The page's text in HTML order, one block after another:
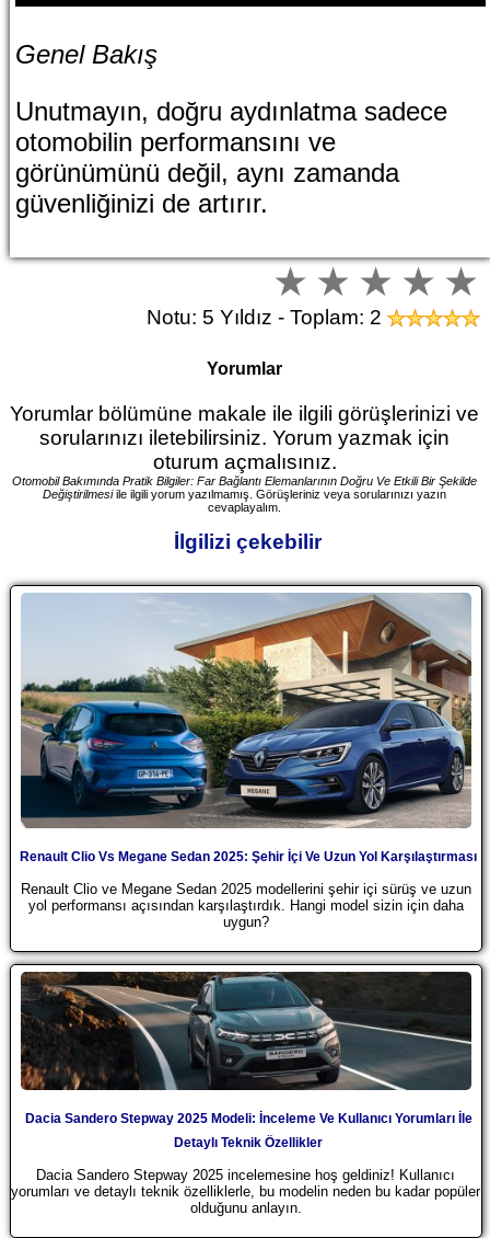
Genel Bakış
Unutmayın, doğru aydınlatma sadece
otomobilin performansını ve
görünümünü değil, aynı zamanda
güvenliğinizi de artırır.
Notu: 5 Yıldız - Toplam: 2
Yorumlar
Yorumlar bölümüne makale ile ilgili görüşlerinizi ve
sorularınızı iletebilirsiniz. Yorum yazmak için
oturum açmalısınız.
Otomobil Bakımında Pratik Bilgiler: Far Bağlantı Elemanlarının Doğru Ve Etkili Bir Şekilde
Değiştirilmesiile ilgili yorum yazılmamış. Görüşleriniz veya sorularınızı yazın
cevaplayalım.
İlgilizi çekebilir
Renault Clio Vs Megane Sedan 2025: Şehir İçi Ve Uzun Yol Karşılaştırması
Renault Clio ve Megane Sedan 2025 modellerini şehir içi sürüş ve uzun
yol performansı açısından karşılaştırdık. Hangi model sizin için daha
uygun?
Dacia Sandero Stepway 2025 Modeli: İnceleme Ve Kullanıcı Yorumları İle
Detaylı Teknik Özellikler
Dacia Sandero Stepway 2025 incelemesine hoş geldiniz! Kullanıcı
yorumları ve detaylı teknik özelliklerle, bu modelin neden bu kadar popüler
olduğunu anlayın.